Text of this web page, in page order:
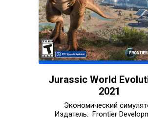
Jurassic World
2021
Экономический
Издатель: Frontier